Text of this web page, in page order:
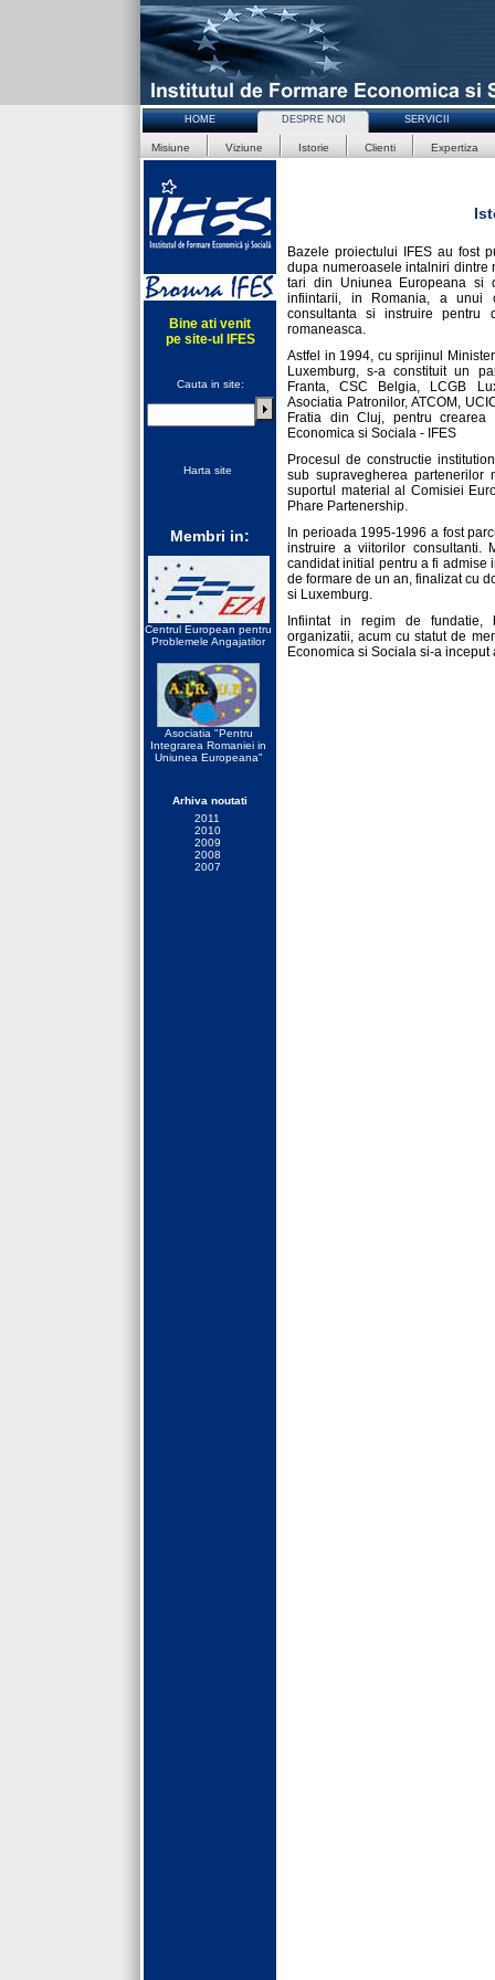
HOME DESPRE NOI SERVICII
Misiune Viziune Istorie Clienti Expertiza
Bine ati venit
pe site-ul IFES
Cauta in site:
Harta site
Membri in:
Centrul European pentru
Problemele Angajatilor
Asociatia "Pentru
Integrarea Romaniei in
Uniunea Europeana"
Arhiva noutati
2011
2010
2009
2008
2007
Bazele proiectului IFES au fost
dupa numeroasele intalniri dintre
tari din Uniunea Europeana si
infiintarii, in Romania, a unui
consultanta si instruire pentru
romaneasca.
Astfel in 1994, cu sprijinul
Luxemburg, s-a constituit un
Franta, CSC Belgia, LCGB
Asociatia Patronilor, ATCOM,
Fratia din Cluj, pentru
Economica si Sociala - IFES
Procesul de constructie
sub supravegherea
suportul material al Comisiei
Phare Partenership.
In perioada 1995-1996 a fost
instruire a viitorilor
candidat initial pentru a fi admise
de formare de un an, finalizat cu
si Luxemburg.
Infiintat in regim de fundatie,
organizatii, acum cu statut de
Economica si Sociala si-a